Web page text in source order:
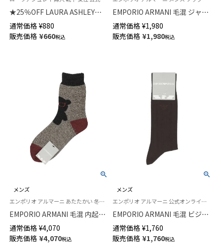
★25％OFF LAURA ASHLEY
Floral Stripe レーヨンシルク混
クルー丈 ソックス レディース
03357402
通常価格 ¥880
販売価格 ¥660税込
EMPORIO ARMANI 毛混 ジャガ
ードチェックマンガベア刺繍 ミ
ドル丈 カジュアル ソックス メ
ンズ 日本製 02345173
通常価格 ¥1,980
販売価格 ¥1,980税込
メンズ
エンポリオ アルマーニ あたたかい 冬用 靴下
EMPORIO ARMANI 毛混 内起毛
フロントビッグベア ルームソッ
クス 足底滑り止め付 クルー丈
日本製 メンズ 02345874
通常価格 ¥4,070
販売価格 ¥4,070税込
メンズ
エンポリオ アルマーニ 公式オンラインショップ 紳士 靴下
EMPORIO ARMANI 毛混 ビジネ
スソックス イーグル刺しゅう
リブ クルー丈 メンズ 02315106
通常価格 ¥1,760
販売価格 ¥1,760税込